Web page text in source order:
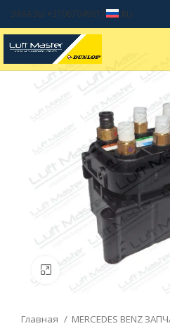
ЗАКАЗЫ +37067049017 RU
Главная
MERCEDES BENZ